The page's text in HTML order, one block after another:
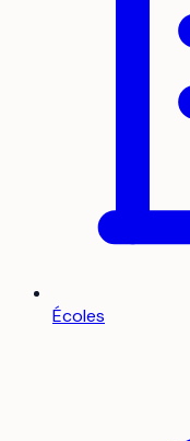
Écoles